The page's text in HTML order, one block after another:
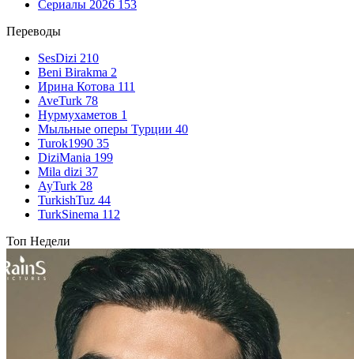
Сериалы 2026 153
Переводы
SesDizi 210
Beni Birakma 2
Ирина Котова 111
AveTurk 78
Нурмухаметов 1
Мыльные оперы Турции 40
Turok1990 35
DiziMania 199
Mila dizi 37
AyTurk 28
TurkishTuz 44
TurkSinema 112
Топ Недели